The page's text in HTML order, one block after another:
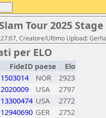
Tour 2025
Creatore/Ultimo Upload:
per ELO
FideID paese
Elo
1503014 NOR
2923
2020009 USA
2797
13300474 USA
2772
12940690 GER
2752